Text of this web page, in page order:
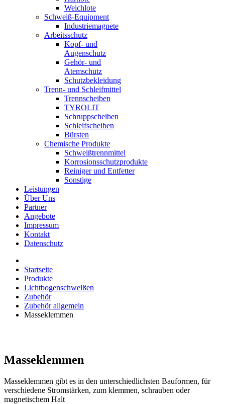
Weichlote
Schweiß-Equipment
Industriemagnete
Arbeitsschutz
Kopf- und
Augenschutz
Gehör- und
Atemschutz
Schutzbekleidung
Trenn- und Schleifmittel
Trennscheiben
TYROLIT
Schruppscheiben
Schleifscheiben
Bürsten
Chemische Produkte
Schweißtrennmittel
Korrosionsschutzprodukte
Reiniger und Entfetter
Sonstige
Leistungen
Über Uns
Partner
Angebote
Impressum
Kontakt
Datenschutz
Startseite
Produkte
Lichtbogenschweißen
Zubehör
Zubehör allgemein
Masseklemmen
Masseklemmen
Masseklemmen gibt es in den unterschiedlichsten Bauformen, für
verschiedene Stromstärken, zum klemmen, schrauben oder
magnetischem Halt